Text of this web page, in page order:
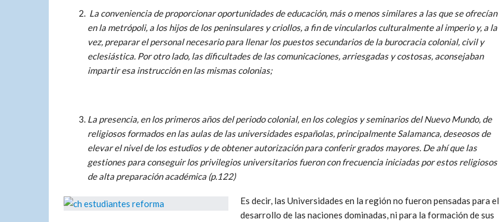
La conveniencia de proporcionar oportunidades de educación, más o menos similares a las que se ofrecían
en la metrópoli, a los hijos de los peninsulares y criollos, a fin de vincularlos culturalmente al imperio y, a la
vez, preparar el personal necesario para llenar los puestos secundarios de la burocracia colonial, civil y
eclesiástica. Por otro lado, las dificultades de las comunicaciones, arriesgadas y costosas, aconsejaban
impartir esa instrucción en las mismas colonias;
La presencia, en los primeros años del periodo colonial, en los colegios y seminarios del Nuevo Mundo, de
religiosos formados en las aulas de las universidades españolas, principalmente Salamanca, deseosos de
elevar el nivel de los estudios y de obtener autorización para conferir grados mayores. De ahí que las
gestiones para conseguir los privilegios universitarios fueron con frecuencia iniciadas por estos religiosos
de alta preparación académica (p.122)
Es decir, las Universidades en la región no fueron pensadas para el
desarrollo de las naciones dominadas, ni para la formación de sus